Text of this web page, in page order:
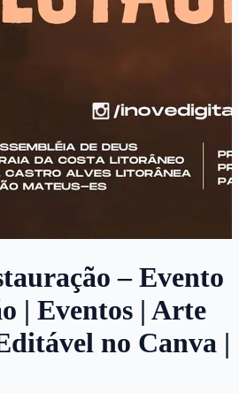
– Evento
| Eventos | Arte
no Canva |